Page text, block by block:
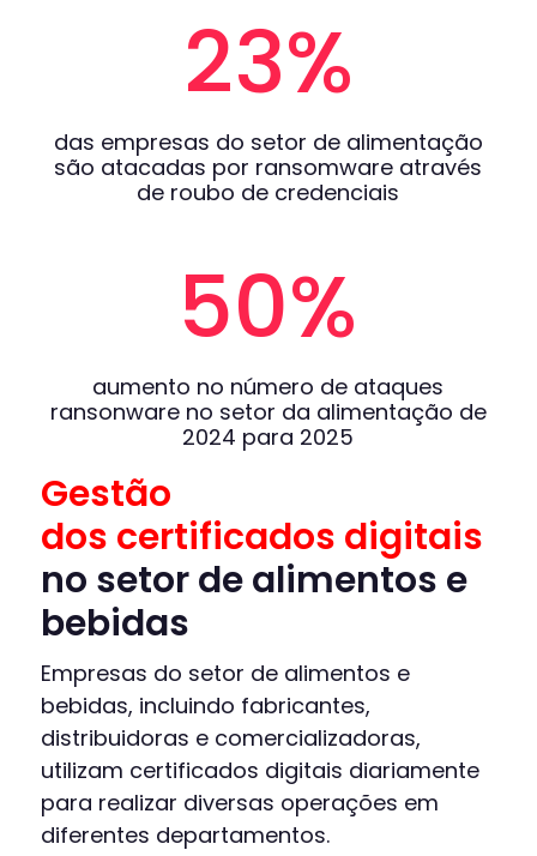
23%
das empresas do setor de alimentação
são atacadas por ransomware através
de roubo de credenciais
50%
aumento no número de ataques
ransonware no setor da alimentação de
2024 para 2025
Gestão
dos certificados digitais
no setor de alimentos e
bebidas
Empresas do setor de alimentos e
bebidas, incluindo fabricantes,
distribuidoras e comercializadoras,
utilizam certificados digitais diariamente
para realizar diversas operações em
diferentes departamentos.